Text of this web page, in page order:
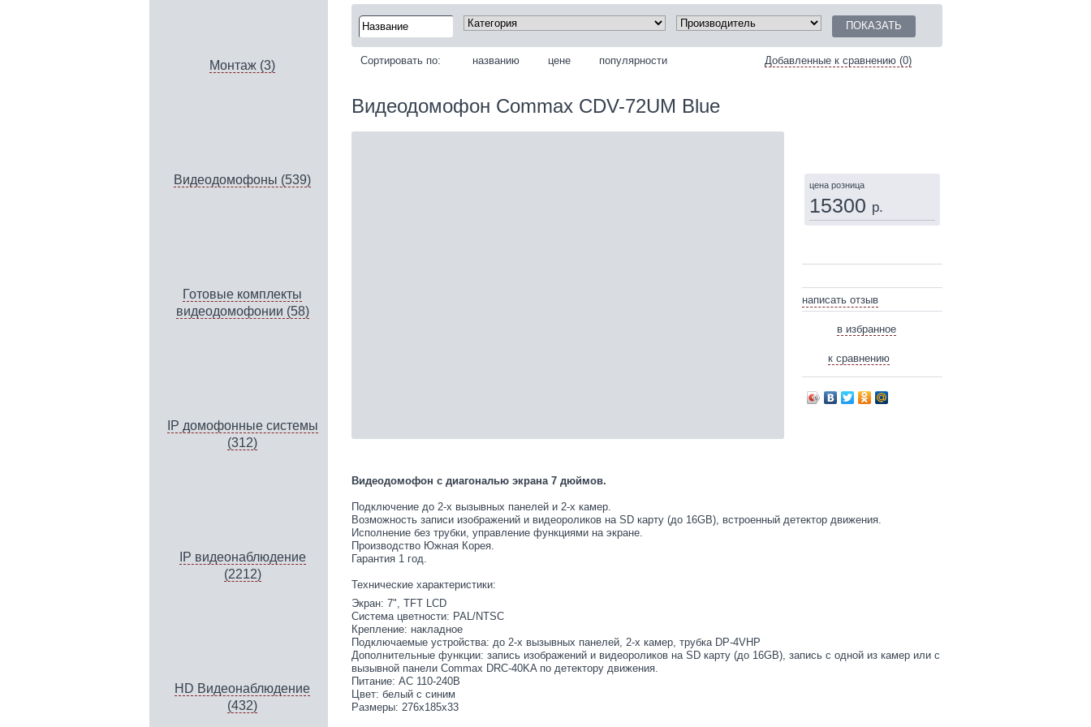
Монтаж (3)
Видеодомофоны (539)
Готовые комплекты
видеодомофонии (58)
IP домофонные системы
(312)
IP видеонаблюдение
(2212)
HD Видеонаблюдение
(432)
Добавленные к сравнению (0)
Сортировать по: названию цене популярности
Видеодомофон Commax CDV-72UM Blue
цена розница
15300 р.
написать отзыв
в избранное
к сравнению
Видеодомофон с диагональю экрана 7 дюймов.
Подключение до 2-х вызывных панелей и 2-х камер.
Возможность записи изображений и видеороликов на SD карту (до 16GB), встроенный детектор движения.
Исполнение без трубки, управление функциями на экране.
Производство Южная Корея.
Гарантия 1 год.
Технические характеристики:
Экран: 7", TFT LCD
Система цветности: PAL/NTSC
Крепление: накладное
Подключаемые устройства: до 2-х вызывных панелей, 2-х камер, трубка DP-4VHP
Дополнительные функции: запись изображений и видеороликов на SD карту (до 16GB), запись с одной из камер или с
вызывной панели Commax DRC-40KA по детектору движения.
Питание: AC 110-240В
Цвет: белый с синим
Размеры: 276х185х33